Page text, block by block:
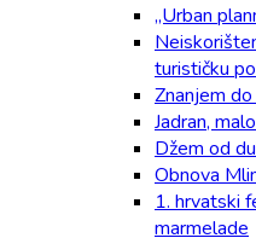
„Urban
turističku
Znanjem
Jadran,
Džem od
Obnova
1. hrvatski
marmelade